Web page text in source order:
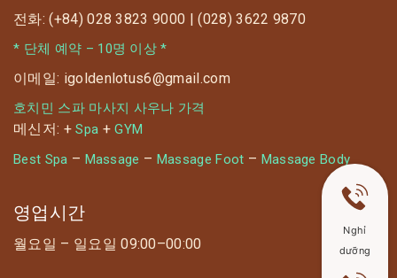
전화: (+84) 028 3823 9000 | (028) 3622 9870
* 단체 예약 – 10명 이상 *
이메일: igoldenlotus6@gmail.com
호치민 스파 마사지 사우나 가격
메신저: +Spa +GYM
Best Spa – Massage – Massage Foot – Massage Body
영업시간
월요일 – 일요일 09:00–00:00
Nghỉ
dưỡng